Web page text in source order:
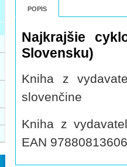
POPIS
Najkrajšie
Slovensku)
Kniha z
slovenčine
Kniha z
EAN